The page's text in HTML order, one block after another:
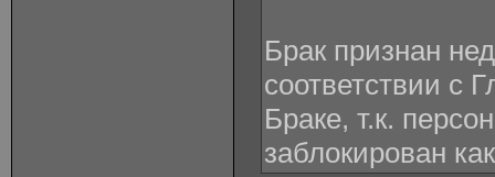
Брак признан
соответствии с
Браке, т.к.
заблокирован